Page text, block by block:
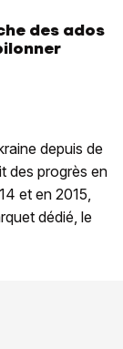
des ados
depuis de
des progrès en
et en 2015,
dédié, le